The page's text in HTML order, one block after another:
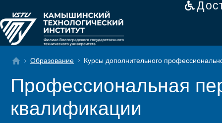
Образование Курсы дополнительного
Профессиональная
квалификации